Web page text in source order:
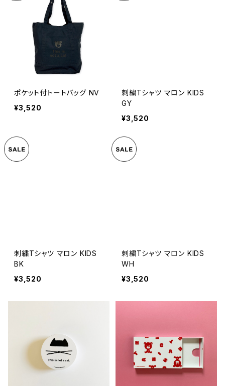
ポケット付トートバッグ NV
¥3,520
刺繍Tシャツ マロン KIDS
GY
¥3,520
刺繍Tシャツ マロン KIDS
BK
¥3,520
刺繍Tシャツ マロン KIDS
WH
¥3,520